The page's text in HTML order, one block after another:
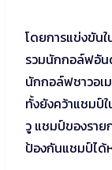
โดยการแข่งขัน
รวมนักกอล์ฟอัน
นักกอล์ฟชาวอเ
ทั้งยังคว้าแชมป์
วู แชมป์ของราย
ป้องกันแชมป์ไ